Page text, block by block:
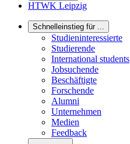
HTWK Leipzig
Schnelleinstieg für ...
Studieninteressierte
Studierende
International students
Jobsuchende
Beschäftigte
Forschende
Alumni
Unternehmen
Medien
Feedback